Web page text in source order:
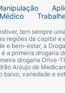
tem sempre
regiões da capital
e bem-estar, a
a primeira drogaria
drogaria Drive-
Araujo de
baixo, variedade e